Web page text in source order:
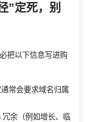
”定死，别
把以下信息写进购
常会要求域名归属
冗余（例如增长、临